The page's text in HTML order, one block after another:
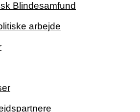
Blindesamfund
arbejde